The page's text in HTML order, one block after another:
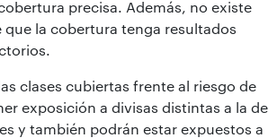
precisa. Además, no existe
que la cobertura tenga resultados
clases cubiertas frente al riesgo de
exposición a divisas distintas a la de
y también podrán estar expuestos a